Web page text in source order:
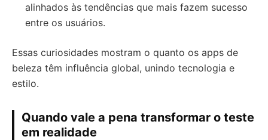
alinhados às tendências que mais fazem sucesso
entre os usuários.
Essas curiosidades mostram o quanto os apps de
beleza têm influência global, unindo tecnologia e
estilo.
Quando vale a pena transformar o teste
em realidade